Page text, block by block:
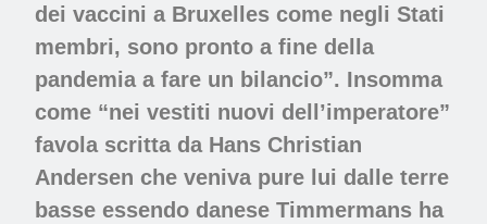
dei vaccini a Bruxelles come negli Stati
membri, sono pronto a fine della
pandemia a fare un bilancio”. Insomma
come “nei vestiti nuovi dell’imperatore”
favola scritta da Hans Christian
Andersen che veniva pure lui dalle terre
basse essendo danese Timmermans ha